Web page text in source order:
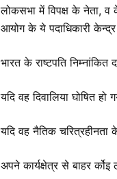
लोकसभा में विपक्ष के नेता, व
आयोग के ये पदाधिकारी
भारत के राष्टपति
यदि वह दिवालिया घोषित हो
यदि वह नैतिक चरित्रहीनता
अपने कार्यक्षेत्र से बाहर